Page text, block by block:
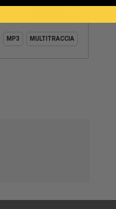
1,89 €
MP3 MULTITRACCIA